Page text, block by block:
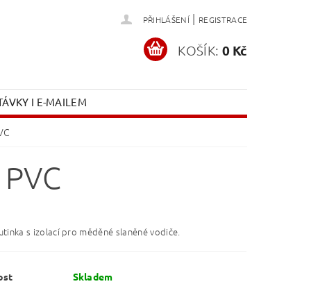
PŘIHLÁŠENÍ | REGISTRACE
KOŠÍK: 0 Kč
I E-MAILEM
s izolací pro měděné slaněné vodiče.
Skladem